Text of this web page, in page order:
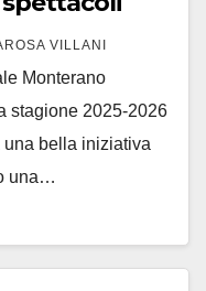
VILLANI
Monterano
stagione 2025-2026
bella iniziativa
una…